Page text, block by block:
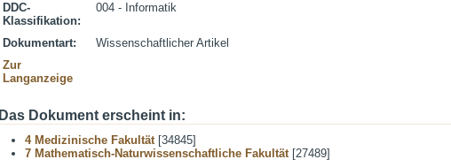
DDC-
Klassifikation:
004 - Informatik
Dokumentart:
Wissenschaftlicher Artikel
Zur
Langanzeige
Das Dokument erscheint in:
4 Medizinische Fakultät[34845]
7 Mathematisch-Naturwissenschaftliche Fakultät[27489]